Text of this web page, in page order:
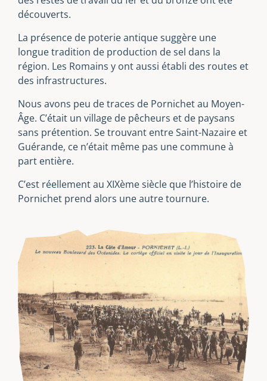
découverts.
La présence de poterie antique suggère une
longue tradition de production de sel dans la
région. Les Romains y ont aussi établi des routes et
des infrastructures.
Nous avons peu de traces de Pornichet au Moyen-
Âge. C’était un village de pêcheurs et de paysans
sans prétention. Se trouvant entre Saint-Nazaire et
Guérande, ce n’était même pas une commune à
part entière.
C’est réellement au XIXème siècle que l’histoire de
Pornichet prend alors une autre tournure.